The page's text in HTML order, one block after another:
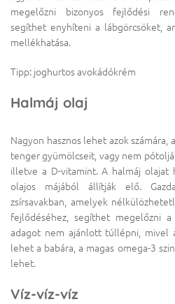
megelőzni bizonyos fejlődési
segíthet enyhíteni a lábgörcsöket,
mellékhatása.
Tipp: joghurtos avokádókrém
Halmáj olaj
Nagyon hasznos lehet azok számára,
tenger gyümölcseit, vagy nem
illetve a D-vitamint. A halmáj olajat
olajos májából állítják elő.
zsírsavakban, amelyek
fejlődéséhez, segíthet megelőzni
adagot nem ajánlott túllépni, mivel
lehet a babára, a magas omega-3
lehet.
Víz-víz-víz